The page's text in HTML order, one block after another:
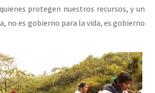
protegen nuestros recursos, y un
no es gobierno para la vida, es gobierno